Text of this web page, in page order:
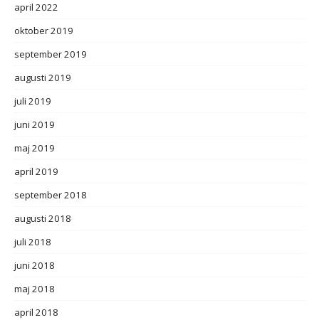
april 2022
oktober 2019
september 2019
augusti 2019
juli 2019
juni 2019
maj 2019
april 2019
september 2018
augusti 2018
juli 2018
juni 2018
maj 2018
april 2018